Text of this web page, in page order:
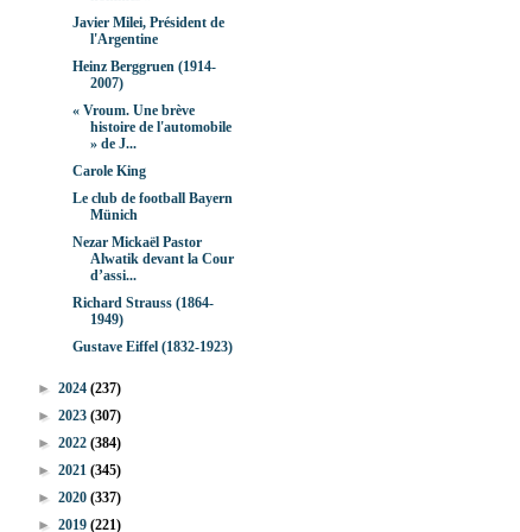
Javier Milei, Président de
l'Argentine
Heinz Berggruen (1914-
2007)
« Vroum. Une brève
histoire de l'automobile
» de J...
Carole King
Le club de football Bayern
Münich
Nezar Mickaël Pastor
Alwatik devant la Cour
d’assi...
Richard Strauss (1864-
1949)
Gustave Eiffel (1832-1923)
► 2024 (237)
► 2023 (307)
► 2022 (384)
► 2021 (345)
► 2020 (337)
► 2019 (221)